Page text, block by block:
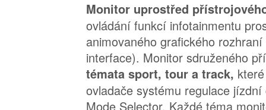
Monitor uprostřed
ovládání funkcí infotainmentu
animovaného grafického
interface). Monitor sdruženého
témata sport, tour a track,
ovladače systému regulace
Mode Selector. Každé téma